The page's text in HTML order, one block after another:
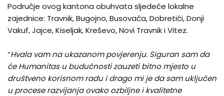
Područje ovog kantona obuhvata sljedeće lokalne
zajednice: Travnik, Bugojno, Busovača, Dobretići, Donji
Vakuf, Jajce, Kiseljak, Kreševo, Novi Travnik i Vitez.
“Hvala vam na ukazanom povjerenju. Siguran sam da
će Humanitas u budućnosti zauzeti bitno mjesto u
društveno korisnom radu i drago mi je da sam uključen
u procese razvijanja ovako ozbiljne i kvalitetne